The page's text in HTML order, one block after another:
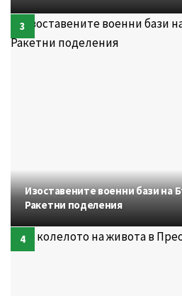
Изоставените военни бази на
Ракетни поделения